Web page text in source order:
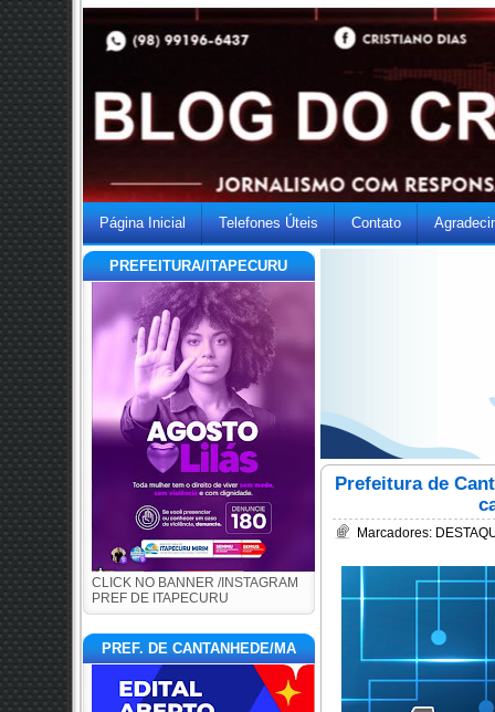
Página Inicial Telefones Úteis Contato
PREFEITURA/ITAPECURU
CLICK NO BANNER /INSTAGRAM
PREF DE ITAPECURU
PREF. DE CANTANHEDE/MA
Prefeitura de
Marcadores: